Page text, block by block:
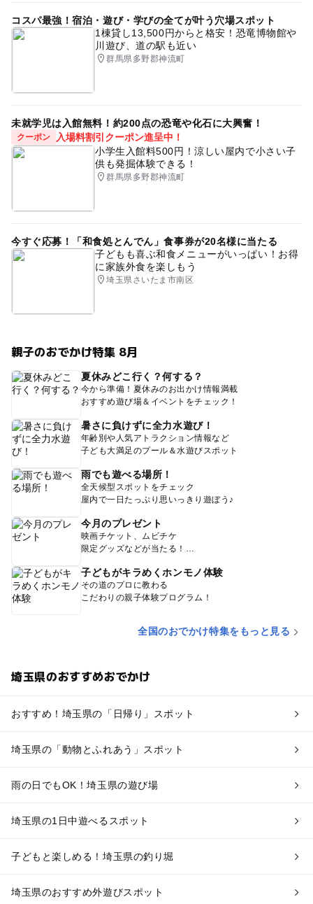
コスパ最強！宿泊・遊び・学びの全てが叶う穴場スポット
1棟貸し13,500円からと格安！恐竜博物館や
川遊び、道の駅も近い
群馬県多野郡神流町
未就学児は入館無料！約200点の恐竜や化石に大興奮！
クーポン
入場料割引クーポン進呈中！
小学生入館料500円！涼しい屋内で小さい子
供も発掘体験できる！
群馬県多野郡神流町
今すぐ応募！「和食処とんでん」食事券が20名様に当たる
子どもも喜ぶ和食メニューがいっぱい！お得
に家族外食を楽しもう
埼玉県さいたま市南区
親子のおでかけ特集 8月
夏休みどこ行く？何する？
今から準備！夏休みのお出かけ情報満載
おすすめ遊び場＆イベントをチェック！
暑さに負けずに全力水遊び！
年齢別や人気アトラクション情報など
子ども大満足のプール＆水遊びスポット
雨でも遊べる場所！
全天候型スポットをチェック
屋内で一日たっぷり思いっきり遊ぼう♪
今月のプレゼント
映画チケット、ムビチケ
限定グッズなどが当たる！
子どもがキラめくホンモノ体験
その道のプロに教わる
こだわりの親子体験プログラム！
全国のおでかけ特集をもっと見る
埼玉県のおすすめおでかけ
おすすめ！埼玉県の「日帰り」スポット
埼玉県の「動物とふれあう」スポット
雨の日でもOK！埼玉県の遊び場
埼玉県の1日中遊べるスポット
子どもと楽しめる！埼玉県の釣り堀
埼玉県のおすすめ外遊びスポット